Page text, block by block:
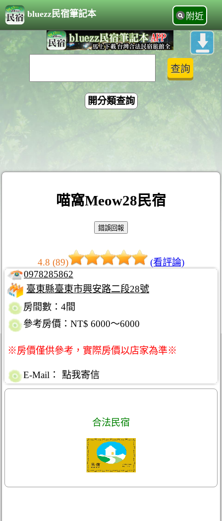
bluezz民宿筆記本 附近
開分類查詢
喵窩Meow28民宿
4.8 (89)
(看評論)
0978285862
臺東縣臺東市興安路二段28號
房間數：4間
參考房價：NT$ 6000～6000
※房價僅供參考，實際房價以店家為準※
E-Mail： 點我寄信
合法民宿